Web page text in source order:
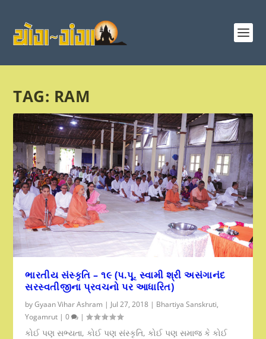
TAG: RAM
ભારતીય સંસ્કૃતિ – ૧૯ (પ.પૂ. સ્વામી શ્રી અસંગાનંદ
સરસ્વતીજીના પ્રવચનો પર આધારિત)
byGyaan Vihar Ashram | Jul 27, 2018 | Bhartiya Sanskruti,
Yogamrut |0 |
કોઈ પણ સભ્યતા, કોઈ પણ સંસ્કૃતિ, કોઈ પણ સમાજ કે કોઈ